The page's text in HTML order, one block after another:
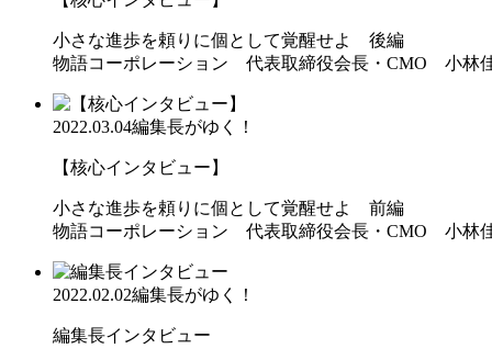
小さな進歩を頼りに個として覚醒せよ 後編
物語コーポレーション 代表取締役会長・CMO 小林
2022.03.04編集長がゆく！
【核心インタビュー】
小さな進歩を頼りに個として覚醒せよ 前編
物語コーポレーション 代表取締役会長・CMO 小林
2022.02.02編集長がゆく！
編集長インタビュー